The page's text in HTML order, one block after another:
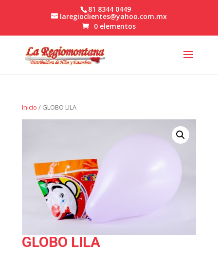
81 8344 0449
laregioclientes@yahoo.com.mx
0 elementos
Inicio / GLOBO LILA
GLOBO LILA